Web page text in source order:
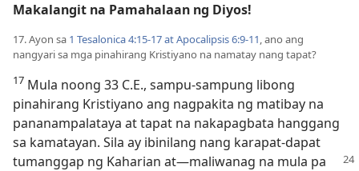
Makalangit na Pamahalaan ng Diyos!
17. Ayon sa 1 Tesalonica 4:15-17 atApocalipsis 6:9-11, ano ang
nangyari sa mga pinahirang Kristiyano na namatay nang tapat?
17 Mula noong 33 C.E., sampu-sampung libong
pinahirang Kristiyano ang nagpakita ng matibay na
pananampalataya at tapat na nakapagbata hanggang
sa kamatayan. Sila ay ibinilang nang karapat-dapat
tumanggap ng Kaharian at​—maliwanag na mula pa